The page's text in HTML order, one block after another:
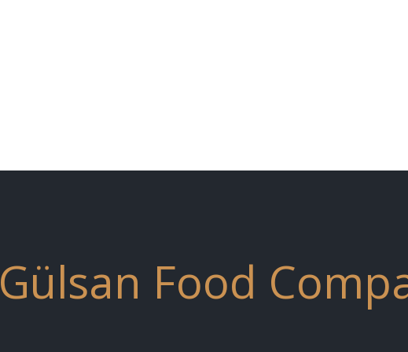
Gülsan Food